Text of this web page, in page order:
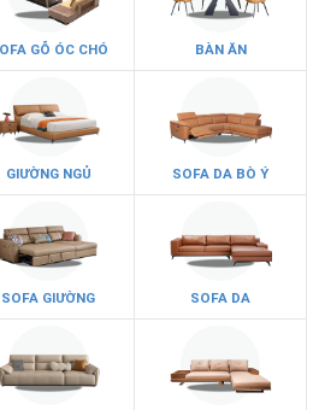
GỖ ÓC CHÓ BÀN ĂN
GIƯỜNG NGỦ SOFA DA BÒ Ý
SOFA GIƯỜNG SOFA DA